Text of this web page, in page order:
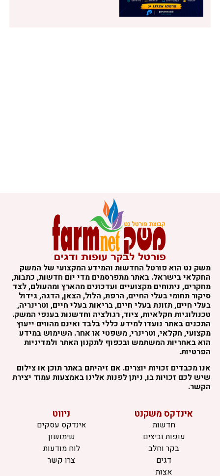
משק נט הוא פורטל החדשות והמידע המקצועי של המשק
החקלאי בישראל. באתר מתפרסמים מדי יום חדשות, כתבות,
מחקרים, ניתוחים מקצועיים ועדכונים מהארץ ומהעולם, לצד
סיקור תחומי בעלי החיים, הרפת, הלול, הצאן, הדגה, גידול
בעלי חיים, תזונת בעלי חיים, בריאות בעלי חיים, וטרינריה,
טכנולוגיות חקלאיות, ציוד, רגולציה וחדשנות בענפי המשק.
התכנים באתר נועדו למידע כללי בלבד ואינם מהווים ייעוץ
מקצועי, חקלאי, וטרינרי, משפטי או אחר. השימוש במידע
הוא באחריות המשתמש ובכפוף לתקנון האתר ולמדיניות
הפרטיות.
אנו מכבדים זכויות יוצרים. אם זיהיתם באתר תוכן או צילום
שיש לכם זכויות בו, ניתן לפנות אלינו באמצעות עמוד יצירת
הקשר.
אינדקס משקנט
חדשות
עופות וביצים
בקר וחלב
דגים
אצות
ניווט
אינדקס עסקים
שימושון
לוח מודעות
צרו קשר